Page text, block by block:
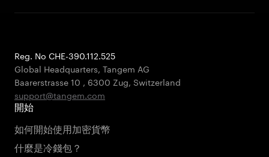
Reg. No CHE-390.112.525
Global Headquarters, Tangem AG
Baarerstrasse 10 , 6300 Zug, Switzerland
support@tangem.com
開始
如何開始使用加密貨幣
什麼是冷錢包？